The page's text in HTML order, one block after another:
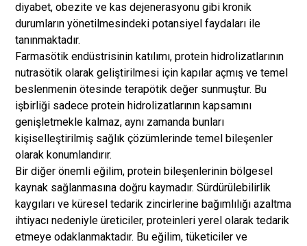
diyabet, obezite ve kas dejenerasyonu gibi kronik
durumların yönetilmesindeki potansiyel faydaları ile
tanınmaktadır.
Farmasötik endüstrisinin katılımı, protein hidrolizatlarının
nutrasötik olarak geliştirilmesi için kapılar açmış ve temel
beslenmenin ötesinde terapötik değer sunmuştur. Bu
işbirliği sadece protein hidrolizatlarının kapsamını
genişletmekle kalmaz, aynı zamanda bunları
kişiselleştirilmiş sağlık çözümlerinde temel bileşenler
olarak konumlandırır.
Bir diğer önemli eğilim, protein bileşenlerinin bölgesel
kaynak sağlanmasına doğru kaymadır. Sürdürülebilirlik
kaygıları ve küresel tedarik zincirlerine bağımlılığı azaltma
ihtiyacı nedeniyle üreticiler, proteinleri yerel olarak tedarik
etmeye odaklanmaktadır. Bu eğilim, tüketiciler ve